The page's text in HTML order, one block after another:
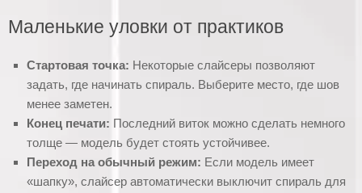
Маленькие уловки от практиков
Стартовая точка: Некоторые слайсеры позволяют
задать, где начинать спираль. Выберите место, где шов
менее заметен.
Конец печати: Последний виток можно сделать немного
толще — модель будет стоять устойчивее.
Переход на обычный режим: Если модель имеет
«шапку», слайсер автоматически выключит спираль для